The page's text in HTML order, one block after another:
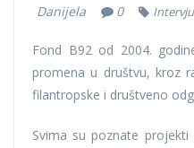
Danijela 0 Intervju
Fond B92 od 2004.
promena u društvu, kroz
filantropske i društveno
Svima su poznate